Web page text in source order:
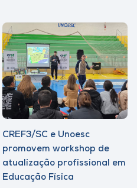
CREF3/SC e Unoesc
promovem workshop de
atualização profissional em
Educação Física